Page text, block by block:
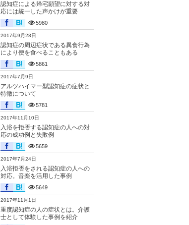
認知症による帰宅願望に対する対
応には統一した声かけが重要
5980
2017年9月28日
認知症の周辺症状である異食行為
により便を食べることもある
5861
2017年7月9日
アルツハイマー型認知症の症状と
特徴について
5781
2017年11月10日
入浴を拒否する認知症の人への対
応の成功例と失敗例
5659
2017年7月24日
入浴拒否をされる認知症の人への
対応。音楽を活用した事例
5649
2017年11月1日
重度認知症の人の症状とは。介護
士として体験した事例を紹介